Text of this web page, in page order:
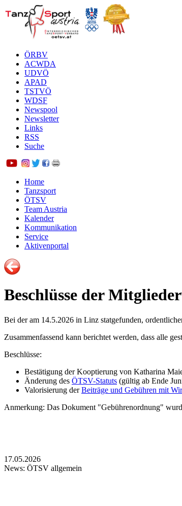
ÖRBV
ACWDA
UDVÖ
APAD
TSTVÖ
WDSF
Newspool
Newsletter
Links
RSS
Suche
Home
Tanzsport
ÖTSV
Team Austria
Kalender
Kommunikation
Service
Aktivenportal
Beschlüsse der
Bei der am 14.5.2026 in Linz statgefunden,
Zusammenfassend kann berichtet werden, dass alle
Beschlüsse:
Bestätigung der Kooptierung von Katharina
Änderung des ÖTSV-Statuts (gültig ab Ende
Valorisierung derBeiträge und Gebühren mit
Anmerkung: Das Dokument "Gebührenordnung"
17.05.2026
News: ÖTSV allgemein